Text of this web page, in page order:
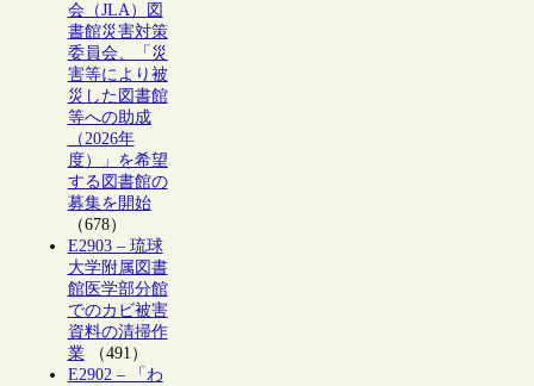
会（JLA）図
書館災害対策
委員会、「災
害等により被
災した図書館
等への助成
（2026年
度）」を希望
する図書館の
募集を開始
（678）
E2903 – 琉球
大学附属図書
館医学部分館
でのカビ被害
資料の清掃作
業（491）
E2902 – 「わ